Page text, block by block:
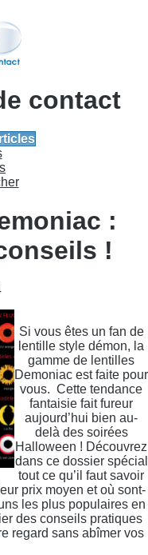
contact
:
!
Si vous êtes un fan de
lentille style démon, la
gamme de lentilles
Demoniac est faite pour
vous. Cette tendance
fantaisie fait fureur
aujourd’hui bien au-
delà des soirées
Halloween ! Découvrez
dans ce dossier spécial
tout ce qu’il faut savoir
prix moyen et où sont-
les plus populaires en
des conseils pratiques
regard sans abîmer vos